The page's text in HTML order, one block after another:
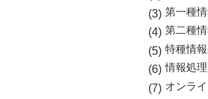
第一種
第二種
特種情
情報処
オンラ